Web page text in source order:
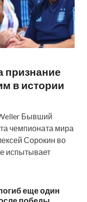
признание
в истории
Бывший
чемпионата мира
Сорокин во
испытывает
еще один